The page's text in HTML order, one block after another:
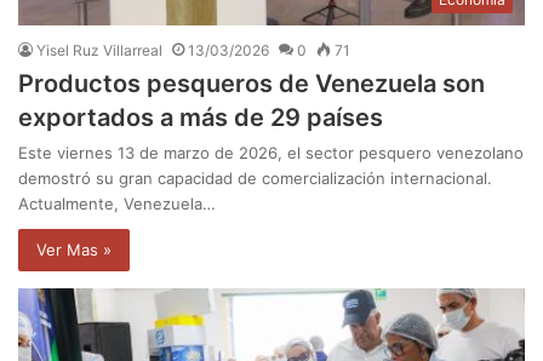
Yisel Ruz Villarreal 13/03/2026 0 71
Productos pesqueros de Venezuela son
exportados a más de 29 países
Este viernes 13 de marzo de 2026, el sector pesquero venezolano
demostró su gran capacidad de comercialización internacional.
Actualmente, Venezuela…
Ver Mas »